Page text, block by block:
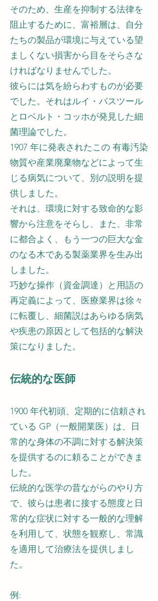
そのため、生産を抑制する法律を
阻止するために、富裕層は、自分
たちの製品が環境に与えている望
ましくない損害から目をそらさな
ければなりませんでした。
彼らには気を紛らわすものが必要
でした。それはルイ・パスツール
とロベルト・コッホが発見した細
菌理論でした。
1907 年に発表されたこの 有毒汚染
物質や産業廃棄物などによって生
じる病気について、別の説明を提
供しました。
それは、環境に対する致命的な影
響から注意をそらし、また、非常
に都合よく、もう一つの巨大な金
のなる木である製薬業界を生み出
しました。
巧妙な操作（資金調達）と用語の
再定義によって、医療業界は徐々
に転覆し、細菌説はあらゆる病気
や疾患の原因として包括的な解決
策になりました。
伝統的な医師
1900 年代初頭、定期的に信頼され
ている GP（一般開業医）は、日
常的な身体の不調に対する解決策
を提供するのに頼ることができま
した。
伝統的な医学の昔ながらのやり方
で、彼らは患者に接する態度と日
常的な症状に対する一般的な理解
を利用して、状態を観察し、常識
を適用して治療法を提供しまし
た。
例: